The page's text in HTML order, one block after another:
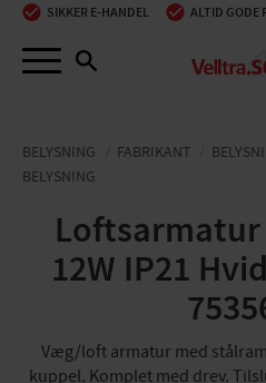
Menu
SIKKER E-HANDEL ALTID GODE
BELYSNING FABRIKANT
BELYSNING
Loftsarmatur
12W IP21
Væg/loft armatur med
kuppel. Komplet med drev.